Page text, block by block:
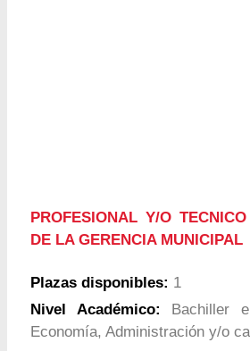
PROFESIONAL Y/O
DE LA GERENCIA MUNICIPAL
Plazas disponibles: 1
Nivel Académico: Bachiller
Economía, Administración y/o